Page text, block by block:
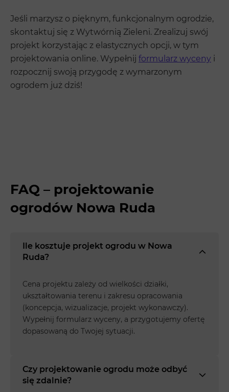
Jeśli marzysz o pięknym, funkcjonalnym ogrodzie,
skontaktuj się z Wytwórnią Zieleni. Zrealizuj swój
projekt korzystając z elastycznych opcji, w tym
projektowania online. Wypełnij formularz wyceny i
rozpocznij swoją przygodę z wymarzonym
ogrodem już dziś!
FAQ – projektowanie
ogrodów Nowa Ruda
Ile kosztuje projekt ogrodu w Nowa
Ruda?
Cena projektu zależy od wielkości działki,
ukształtowania terenu i zakresu opracowania
(koncepcja, wizualizacje, projekt wykonawczy).
Wypełnij formularz wyceny, a przygotujemy ofertę
dopasowaną do Twojej sytuacji.
Czy projektowanie ogrodu może odbyć
się zdalnie?